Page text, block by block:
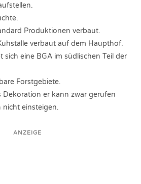
Produktionen verbaut.
verbaut auf dem Haupthof.
eine BGA im südlischen Teil der
Forstgebiete.
er kann zwar gerufen
nicht einsteigen.
ANZEIGE